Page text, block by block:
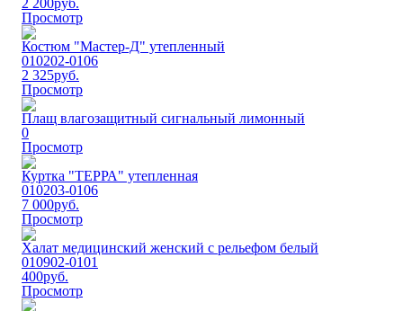
2 200руб.
Просмотр
Костюм "Мастер-Д" утепленный
010202-0106
2 325руб.
Просмотр
Плащ влагозащитный сигнальный лимонный
0
Просмотр
Куртка "ТЕРРА" утепленная
010203-0106
7 000руб.
Просмотр
Халат медицинский женский с рельефом белый
010902-0101
400руб.
Просмотр